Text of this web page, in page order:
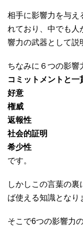
相手に影響力を与え
れており、中でも人
響力の武器として説
ちなみに６つの影響
コミットメントと一
好意
権威
返報性
社会的証明
希少性
です。
しかしこの言葉の
ば使える知識となり
そこで6つの影響力